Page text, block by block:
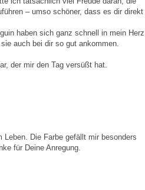
– umso schöner, dass es dir direkt
haben sich ganz schnell in mein Herz
auch bei dir so gut ankommen.
der mir den Tag versüßt hat.
Die Farbe gefällt mir besonders
für Deine Anregung.